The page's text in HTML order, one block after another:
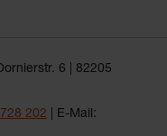
6 | 82205
202 | E-Mail: